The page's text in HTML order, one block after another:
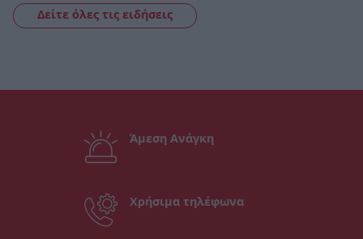
Δείτε όλες τις ειδήσεις
Άμεση Ανάγκη
Χρήσιμα τηλέφωνα